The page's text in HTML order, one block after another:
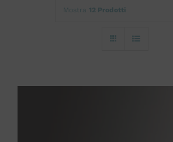
Mostra 12 Prodotti